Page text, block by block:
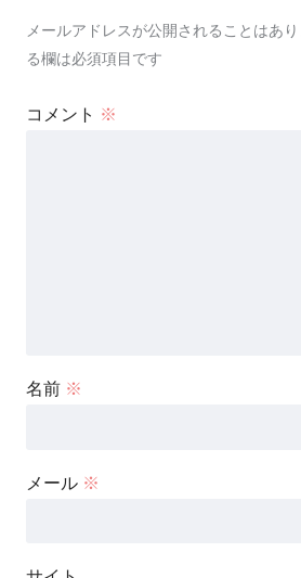
メールアドレスが公開されることはあり
る欄は必須項目です
コメント ※
名前 ※
メール ※